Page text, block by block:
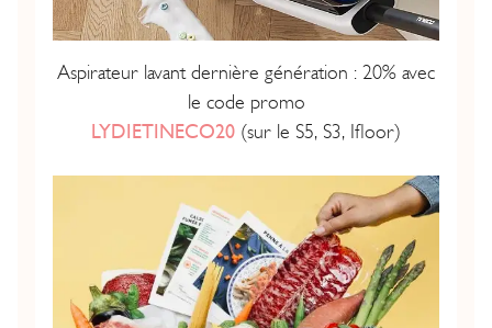
Aspirateur lavant dernière génération : 20% avec
le code promo
LYDIETINECO20 (sur le S5, S3, Ifloor)